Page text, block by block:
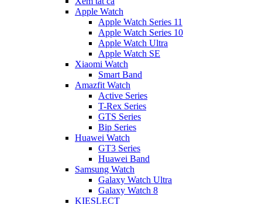
Apple Watch
Apple Watch Series 11
Apple Watch Series 10
Apple Watch Ultra
Apple Watch SE
Xiaomi Watch
Smart Band
Amazfit Watch
Active Series
T-Rex Series
GTS Series
Bip Series
Huawei Watch
GT3 Series
Huawei Band
Samsung Watch
Galaxy Watch Ultra
Galaxy Watch 8
KIESLECT